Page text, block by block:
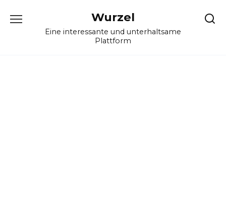
Wurzel
Eine interessante und unterhaltsame
Plattform